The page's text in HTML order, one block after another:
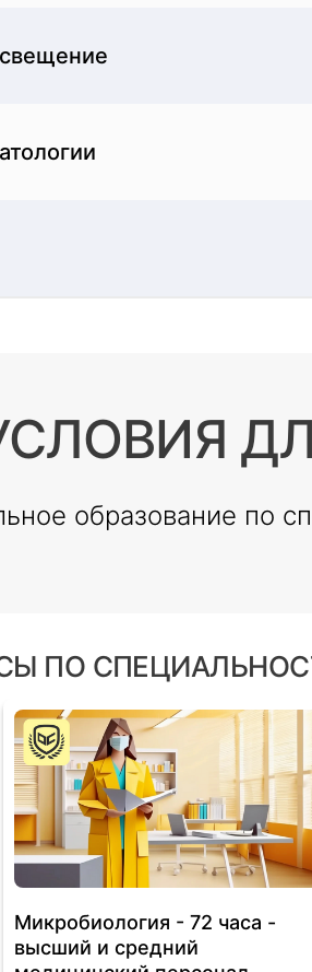
образование по
ПО
Микробиология - 72 часа -
высший и средний